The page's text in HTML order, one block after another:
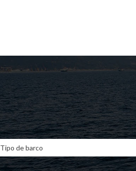
Tipo de barco